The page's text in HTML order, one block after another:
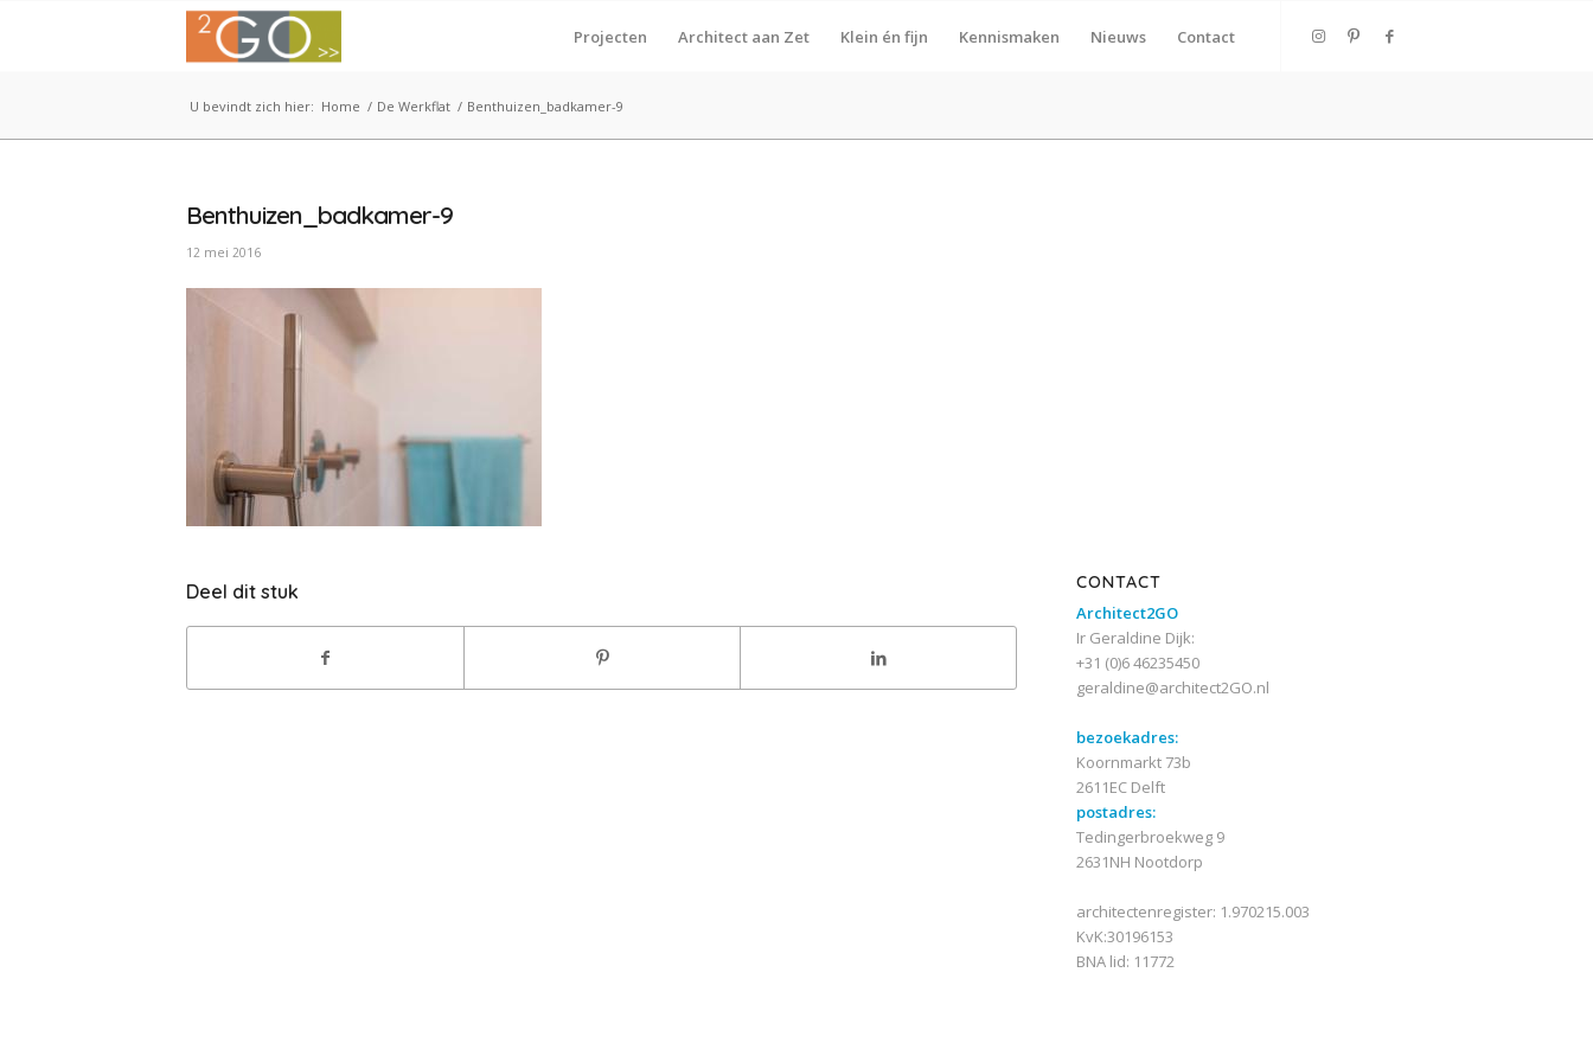
Projecten Architect aan Zet Klein én fijn Kennismaken Nieuws Contact
U bevindt zich hier: Home / De Werkflat / Benthuizen_badkamer-9
Benthuizen_badkamer-9
12 mei 2016
Deel dit stuk
CONTACT
Architect2GO
Ir Geraldine Dijk:
+31 (0)6 46235450
geraldine@architect2GO.nl
bezoekadres:
Koornmarkt 73b
2611EC Delft
postadres:
Tedingerbroekweg 9
2631NH Nootdorp
architectenregister: 1.970215.003
KvK:30196153
BNA lid: 11772